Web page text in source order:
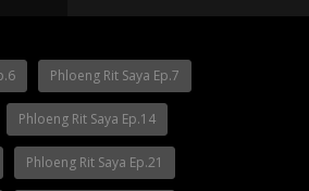
Phloeng Rit Saya Ep.7
Phloeng Rit Saya Ep.14
Phloeng Rit Saya Ep.21